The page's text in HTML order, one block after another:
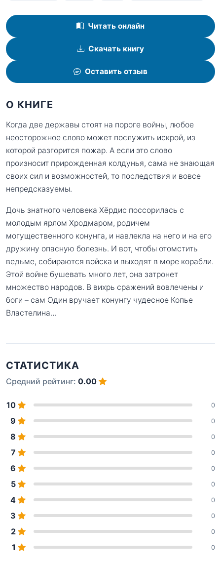
Читать онлайн
Скачать книгу
Оставить отзыв
О КНИГЕ
Когда две державы стоят на пороге войны, любое
неосторожное слово может послужить искрой, из
которой разгорится пожар. А если это слово
произносит прирожденная колдунья, сама не знающая
своих сил и возможностей, то последствия и вовсе
непредсказуемы.
Дочь знатного человека Хёрдис поссорилась с
молодым ярлом Хродмаром, родичем
могущественного конунга, и навлекла на него и на его
дружину опасную болезнь. И вот, чтобы отомстить
ведьме, собираются войска и выходят в море корабли.
Этой войне бушевать много лет, она затронет
множество народов. В вихрь сражений вовлечены и
боги – сам Один вручает конунгу чудесное Копье
Властелина…
СТАТИСТИКА
Средний рейтинг: 0.00
10 0
9 0
8 0
7 0
6 0
5 0
4 0
3 0
2 0
1 0